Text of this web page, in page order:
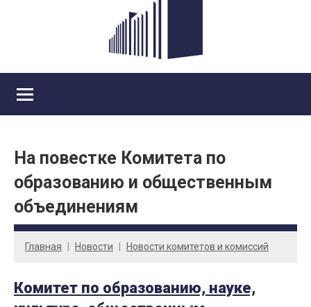
На повестке Комитета по
образованию и общественным
объединениям
Главная Новости Новости комитетов и комиссий
Комитет по образованию, науке,